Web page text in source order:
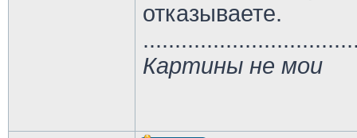
отказываете.
Картины не мои